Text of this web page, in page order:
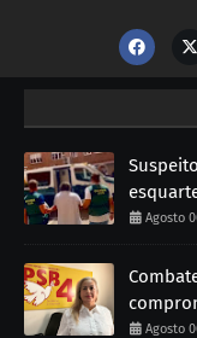
Agosto
Agosto